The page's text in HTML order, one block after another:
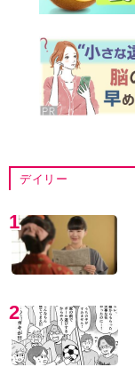
デイリー
1
2